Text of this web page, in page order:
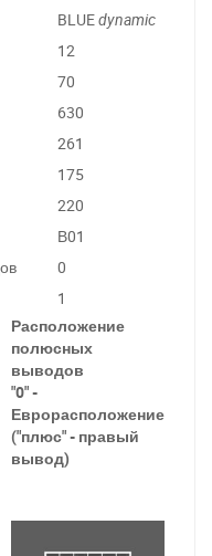
BLUEdynamic
12
70
630
261
175
220
В01
0
1
Расположение
полюсных
выводов
"0" -
Еврорасположение
("плюс" - правый
вывод)